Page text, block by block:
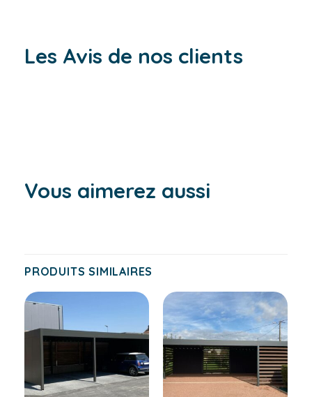
Les Avis de nos clients
Vous aimerez aussi
PRODUITS SIMILAIRES